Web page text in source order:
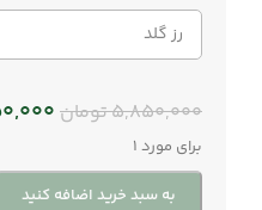
5,850,000تومان
برای مورد 1
به سبد خرید اضافه کنید